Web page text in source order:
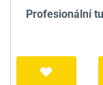
Profesionální